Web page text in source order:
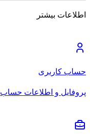
اطلاعات بیشتر
حساب کاربری
پروفایل و اطلاعات حساب